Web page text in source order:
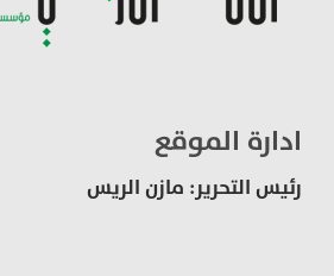
ادارة الموقع
رئيس التحرير: مازن الريس